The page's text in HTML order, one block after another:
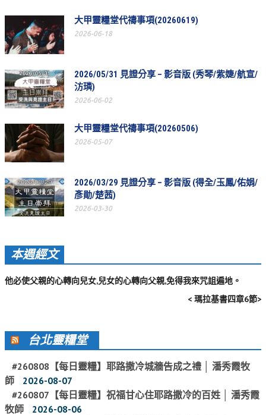
聚會剪影
聚會剪影_2025年
聚會剪影_2024年
聚會剪影_2023年
聚會剪影_2022年
聚會剪影_2020年
聚會剪影_2019年
聚會剪影_2017年
聚會剪影_2016年
聚會剪影_2013年
教會節慶
教會節慶_2026年
教會節慶_2025年
大甲靈糧堂代禱事項(20260619)
2026-06-18
2026/05/31 見證分享 – 影音版 (秀琴/紫婕/航宣/
汸璘)
2026-06-02
大甲靈糧堂代禱事項(20260506)
2026-05-07
2026/03/29 見證分享 – 影音版 (得全/玉鳳/佑娟/
彥勛/楚茜)
2026-03-30
本週經文
他必使父親的心轉向兒女,兒女的心轉向父親,免得我來咒詛遍地。
< 瑪拉基書四章6節>
台北靈糧堂
#260808【每日靈糧】耶路撒冷城牆告成之禮 │ 潘秀霞牧
師
2026-08-07
#260807【每日靈糧】祝福甘心住耶路撒冷的百姓 │ 潘秀霞
牧師
2026-08-06